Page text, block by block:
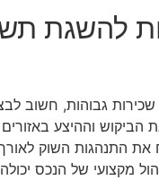
להשגת
שכירות גבוהות, חשוב
הביקוש וההיצע באזורים
את התנהגות השוק
מקצועי של הנכס